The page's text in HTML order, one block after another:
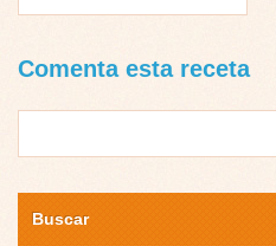
Comenta esta receta
Buscar